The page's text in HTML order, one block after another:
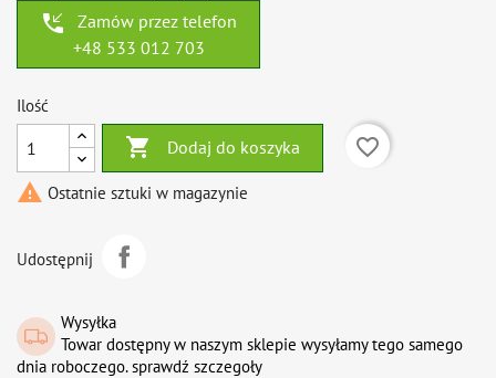
phone_callback
Zamów przez telefon
+48 533 012 703
Ilość
 Dodaj do koszyka
favorite_border
 Ostatnie sztuki w magazynie
Udostępnij
Wysyłka
Towar dostępny w naszym sklepie wysyłamy tego samego
dnia roboczego. sprawdź szczegoły